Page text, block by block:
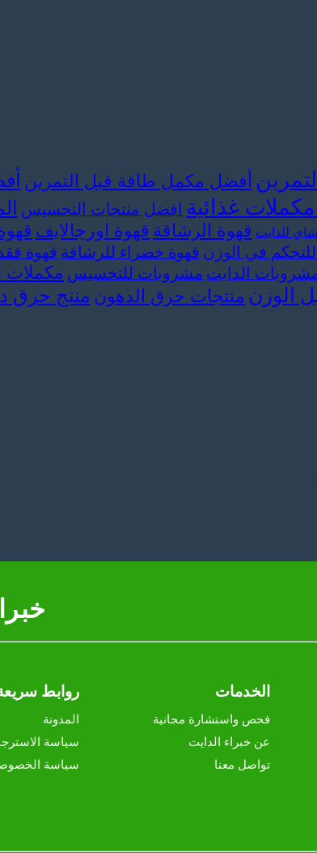
أفضل مكمل طاقة قبل التمرين
غذائية افضل منتجات التخسيس
شاي للدايت قهوة الرشاقة قهوة اورجالايف
في الوزن قهوة خضراء للرشاقة قهوة
الدايت مشروبات للتخسيس مكملات
الوزن منتجات حرق الدهون منتج حرق
الخدمات
فحص واستشارة مجانية
عن خبراء الدايت
تواصل معنا
روابط
المدونة
سياسة
سياسة